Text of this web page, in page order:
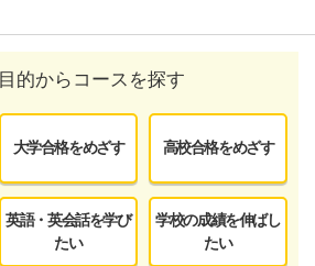
目的からコースを探す
大学合格をめざす 高校合格をめざす
英語・英会話を学び
たい
学校の成績を伸ばし
たい